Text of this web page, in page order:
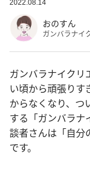
2022.08.14
おのすん
ガンバラナイ
ガンバラナイクリ
い頃から頑張りす
からなくなり、つ
する「ガンバラナ
談者さんは「自
です。